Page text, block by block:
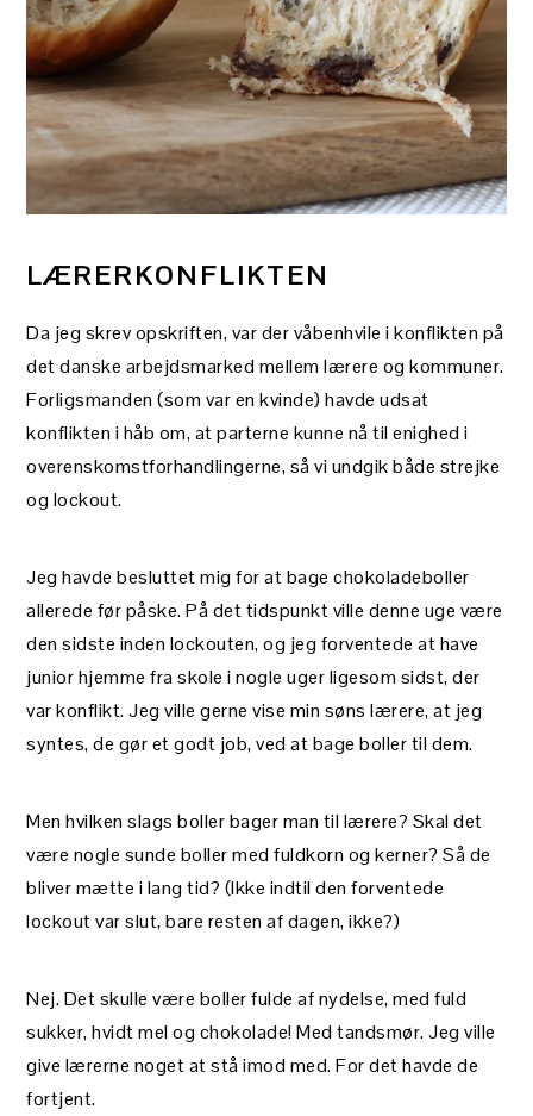
LÆRERKONFLIKTEN
Da jeg skrev opskriften, var der våbenhvile i konflikten på
det danske arbejdsmarked mellem lærere og kommuner.
Forligsmanden (som var en kvinde) havde udsat
konflikten i håb om, at parterne kunne nå til enighed i
overenskomstforhandlingerne, så vi undgik både strejke
og lockout.
Jeg havde besluttet mig for at bage chokoladeboller
allerede før påske. På det tidspunkt ville denne uge være
den sidste inden lockouten, og jeg forventede at have
junior hjemme fra skole i nogle uger ligesom sidst, der
var konflikt. Jeg ville gerne vise min søns lærere, at jeg
syntes, de gør et godt job, ved at bage boller til dem.
Men hvilken slags boller bager man til lærere? Skal det
være nogle sunde boller med fuldkorn og kerner? Så de
bliver mætte i lang tid? (Ikke indtil den forventede
lockout var slut, bare resten af dagen, ikke?)
Nej. Det skulle være boller fulde af nydelse, med fuld
sukker, hvidt mel og chokolade! Med tandsmør. Jeg ville
give lærerne noget at stå imod med. For det havde de
fortjent.